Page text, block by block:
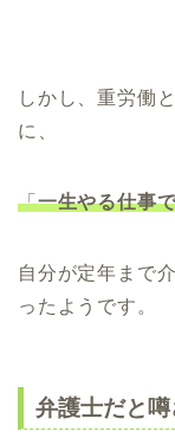
しかし、重労働
に、
「一生やる仕事
自分が定年まで
ったようです。
弁護士だと